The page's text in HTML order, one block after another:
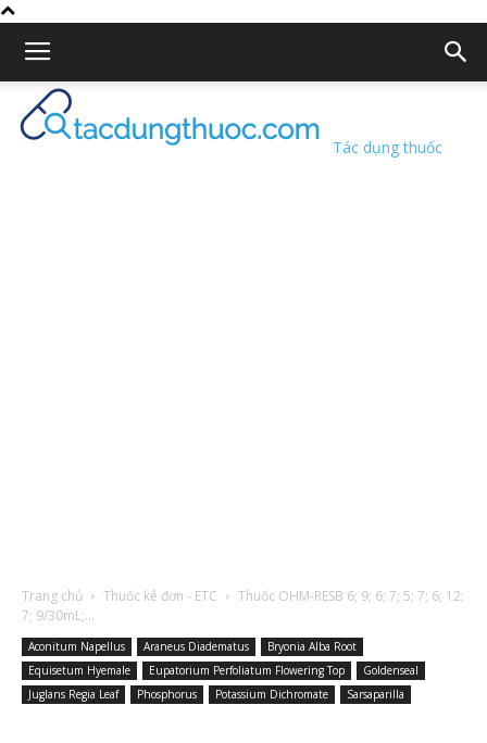
Tác dụng thuốc
Trang chủ Thuốc kê đơn - ETC
Thuốc OHM-RESB 6; 9; 6; 7; 5; 7; 6; 12;
7; 9/30mL;...
Aconitum Napellus Araneus Diadematus
Bryonia Alba Root
Equisetum Hyemale
Eupatorium Perfoliatum Flowering Top
Goldenseal
Juglans Regia Leaf
Phosphorus Potassium Dichromate Sarsaparilla